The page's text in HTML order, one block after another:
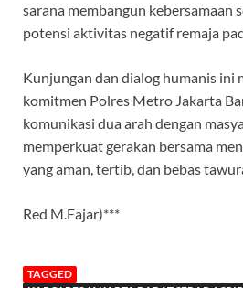
sarana membangun kebersamaan
potensi aktivitas negatif remaja
Kunjungan dan dialog humanis ini
komitmen Polres Metro Jakarta
komunikasi dua arah dengan
memperkuat gerakan bersama
yang aman, tertib, dan bebas
Red M.Fajar)***
TAGGED